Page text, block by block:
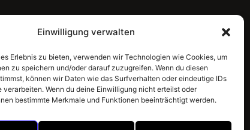
Einwilligung verwalten
Erlebnis zu bieten, verwenden wir Technologien wie Cookies, um
zu speichern und/oder darauf zuzugreifen. Wenn du diesen
können wir Daten wie das Surfverhalten oder eindeutige IDs
verarbeiten. Wenn du deine Einwilligung nicht erteilst oder
bestimmte Merkmale und Funktionen beeinträchtigt werden.
Bankomat
Gratis W-LAN
E-Tankstellen